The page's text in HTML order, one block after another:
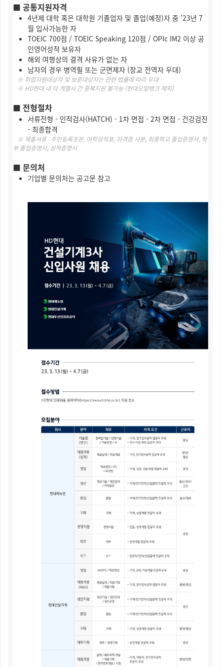
■ 공통지원자격
4년제 대학 혹은 대학원 기졸업자 및 졸업(예정)자 중 '23년 7
월 입사가능한 자
TOEIC 700점 / TOEIC Speaking 120점 / OPIc IM2 이상 공
인영어성적 보유자
해외 여행상의 결격 사유가 없는 자
남자의 경우 병역필 또는 군면제자 (장교 전역자 우대)
※ 취업지원대상자 및 보훈대상자는 관련 법률에 따라 우대
※ HD현대 내 타 계열사 간 중복지원 불가능 (현대오일뱅크 제외)
■ 전형절차
서류전형 - 인적검사(HATCH) - 1차 면접 - 2차 면접 - 건강검진
- 최종합격
※ 제출서류 : 주민등록초본, 어학성적표, 자격증 사본, 최종학교 졸업증명서, 학
부 졸업증명서, 성적증명서
■ 문의처
기업별 문의처는 공고문 참고